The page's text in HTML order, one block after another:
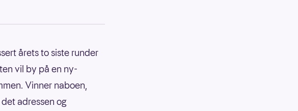
årets to siste runder
vil by på en ny-
Vinner naboen,
adressen og